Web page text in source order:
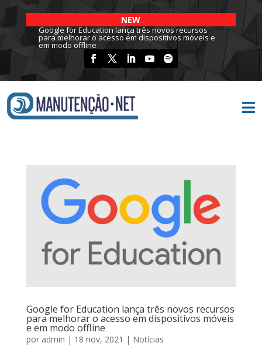
NEW
Google for Education lança três novos recursos
para melhorar o acesso em dispositivos móveis e
em modo offline

Google for Education lança três novos recursos
para melhorar o acesso em dispositivos móveis
e em modo offline
por admin | 18 nov, 2021 | Notícias